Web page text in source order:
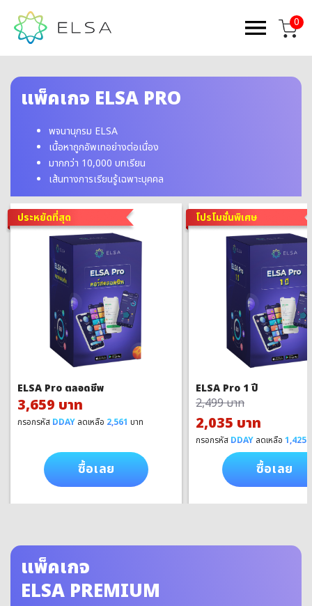
0
แพ็คเกจ ELSA PRO
พจนานุกรม ELSA
เนื้อหาถูกอัพเทอย่างต่อเนื่อง
มากกว่า 10,000 บทเรียน
เส้นทางการเรียนรู้เฉพาะบุคคล
ประหยัดที่สุด
ELSA Pro ตลอดชีพ
3,659 บาท
กรอกรหัส DDAY ลดเหลือ 2,561 บาท
ซื้อเลย
โปรโมชั่นพิเศษ
ELSA Pro 1 ปี
2,499 บาท
2,035 บาท
กรอกรหัส DDAY ลดเหลือ 1,425
ซื้อเลย
แพ็คเกจ
ELSA PREMIUM